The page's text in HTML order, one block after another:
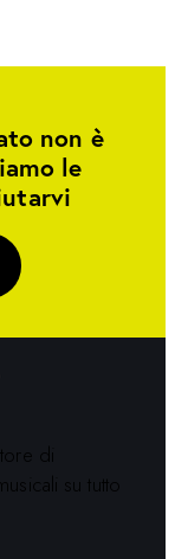
non è
le
di
su tutto